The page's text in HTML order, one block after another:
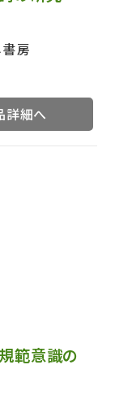
房
詳細へ
範意識の